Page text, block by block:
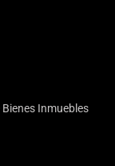
Inmuebles